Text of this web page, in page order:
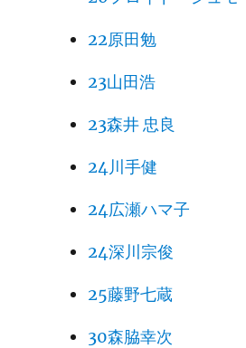
22原田勉
23山田浩
23森井 忠良
24川手健
24広瀬ハマ子
24深川宗俊
25藤野七蔵
30森脇幸次